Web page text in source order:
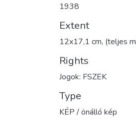
1938
Extent
12x17,1 cm, (teljes
Rights
Jogok: FSZEK
Type
KÉP / önálló kép